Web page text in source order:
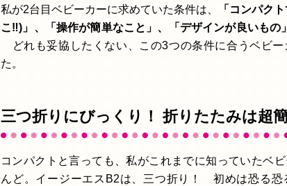
私が2台目ベビーカーに求めていた条件は、
「コンパク
こ‼︎)」、「操作が簡単なこと」、「デザインが良いもの
どれも妥協したくない、この3つの条件に合うベビー
た。
三つ折りにびっくり！ 折りたたみは超
コンパクトと言っても、私がこれまでに知っていたベ
んど。イージーエスB2は、三つ折り！ 初めは恐る恐